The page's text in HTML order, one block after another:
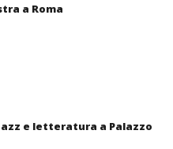
a Roma
e letteratura a Palazzo